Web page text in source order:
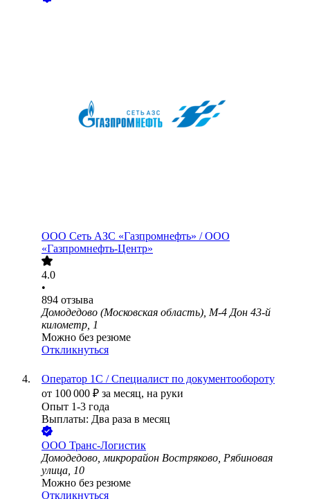
ООО Сеть АЗС «Газпромнефть» / ООО
«Газпромнефть-Центр»
4.0
•
894 отзыва
Домодедово (Московская область), М-4 Дон 43-й
километр, 1
Можно без резюме
Откликнуться
Оператор 1С / Специалист по документообороту
от 100 000 ₽ за месяц, на руки
Опыт 1-3 года
Выплаты: Два раза в месяц
ООО Транс-Логистик
Домодедово, микрорайон Востряково, Рябиновая
улица, 10
Можно без резюме
Откликнуться